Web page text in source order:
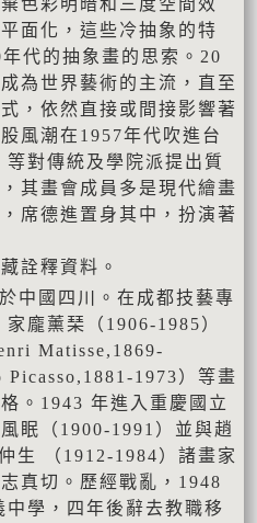
面化，這些冷抽象的特
代的抽象畫的思索。20
為世界藝術的主流，直至
，依然直接或間接影響著
風潮在1957年代吹進台
對傳統及學院派提出質
其畫會成員多是現代繪畫
席德進置身其中，扮演著
詮釋資料。
中國四川。在成都技藝專
龐薰琹（1906-1985）
Matisse,1869-
Picasso,1881-1973）等畫
。1943 年進入重慶國⽴
眠（1900-1991）並與趙
⽣ （1912-1984）諸畫家
真切。歷經戰亂，1948
學，四年後辭去教職移